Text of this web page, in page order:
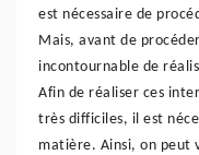
est nécessaire de
Mais, avant de
incontournable de
Afin de réaliser ces
très difficiles, il est
matière. Ainsi, on peut